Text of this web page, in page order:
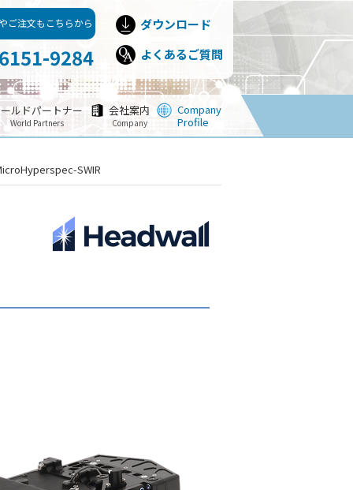
ご注文もこちらから
9284
ダウンロード
よくあるご質問
ルドパートナー
World Partners
会社案内
Company
Company
Profile
SWIR